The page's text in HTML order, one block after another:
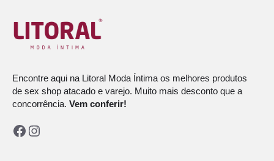
Encontre aqui na Litoral Moda Íntima os melhores produtos
de sex shop atacado e varejo. Muito mais desconto que a
concorrência. Vem conferir!
Facebook
Instagram